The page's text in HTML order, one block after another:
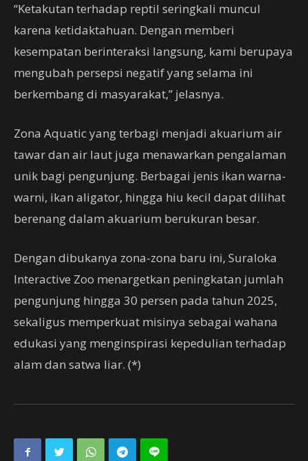
“Ketakutan terhadap reptil seringkali muncul
karena ketidaktahuan. Dengan memberi
kesempatan berinteraksi langsung, kami berupaya
mengubah persepsi negatif yang selama ini
berkembang di masyarakat,” jelasnya.
Zona Aquatic yang terbagi menjadi akuarium air
tawar dan air laut juga menawarkan pengalaman
unik bagi pengunjung. Berbagai jenis ikan warna-
warni, ikan aligator, hingga hiu kecil dapat dilihat
berenang dalam akuarium berukuran besar.
Dengan dibukanya zona-zona baru ini, Suraloka
Interactive Zoo menargetkan peningkatan jumlah
pengunjung hingga 30 persen pada tahun 2025,
sekaligus memperkuat misinya sebagai wahana
edukasi yang menginspirasi kepedulian terhadap
alam dan satwa liar. (*)